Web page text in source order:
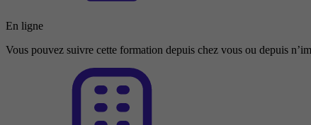
En ligne
Vous pouvez suivre cette formation depuis chez vous ou depuis